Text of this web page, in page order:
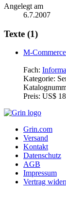
Angelegt am
6.7.2007
Texte (1)
M-
Fach:
Kategorie:
Preis: US$
Grin.com
Versand
Kontakt
Datenschutz
AGB
Impressum
Vertrag